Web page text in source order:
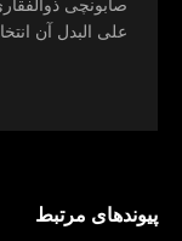
صابونچی
علی البدل آن
پیوندهای مرتبط